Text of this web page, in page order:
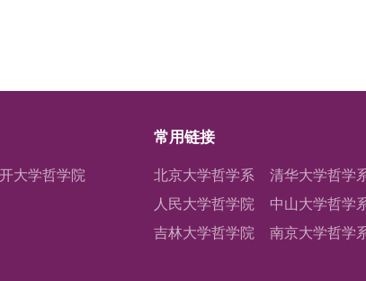
大学哲学院
常用链接
北京大学哲学系 清华大学哲学
人民大学哲学院
中山大学哲学
吉林大学哲学院
南京大学哲学